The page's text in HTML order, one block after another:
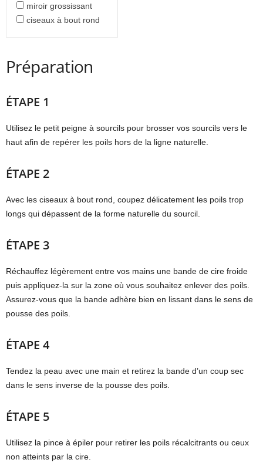
miroir grossissant
ciseaux à bout rond
Préparation
ÉTAPE 1
Utilisez le petit peigne à sourcils pour brosser vos sourcils vers le
haut afin de repérer les poils hors de la ligne naturelle.
ÉTAPE 2
Avec les ciseaux à bout rond, coupez délicatement les poils trop
longs qui dépassent de la forme naturelle du sourcil.
ÉTAPE 3
Réchauffez légèrement entre vos mains une bande de cire froide
puis appliquez-la sur la zone où vous souhaitez enlever des poils.
Assurez-vous que la bande adhère bien en lissant dans le sens de
pousse des poils.
ÉTAPE 4
Tendez la peau avec une main et retirez la bande d’un coup sec
dans le sens inverse de la pousse des poils.
ÉTAPE 5
Utilisez la pince à épiler pour retirer les poils récalcitrants ou ceux
non atteints par la cire.